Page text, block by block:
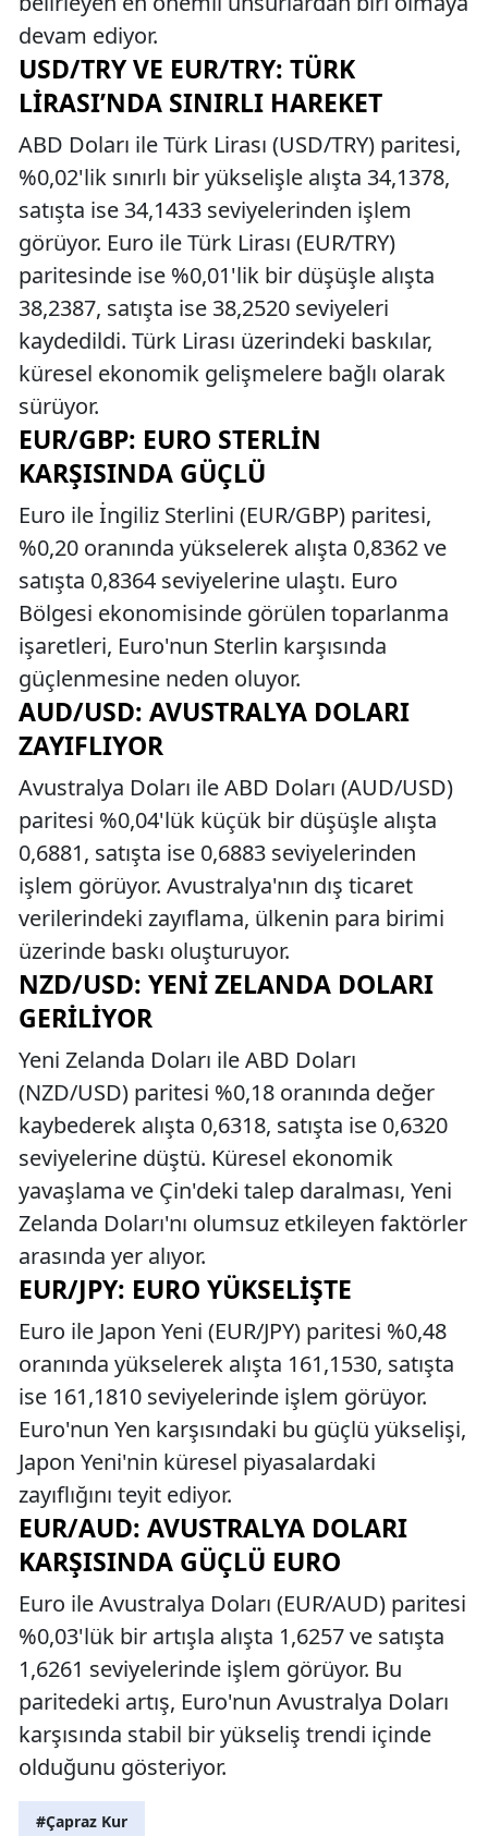
devam ediyor.
USD/TRY VE EUR/TRY: TÜRK
LIRASI’NDA SINIRLI HAREKET
ABD Doları ile Türk Lirası (USD/TRY) paritesi,
%0,02'lik sınırlı bir yükselişle alışta 34,1378,
satışta ise 34,1433 seviyelerinden işlem
görüyor. Euro ile Türk Lirası (EUR/TRY)
paritesinde ise %0,01'lik bir düşüşle alışta
38,2387, satışta ise 38,2520 seviyeleri
kaydedildi. Türk Lirası üzerindeki baskılar,
küresel ekonomik gelişmelere bağlı olarak
sürüyor.
EUR/GBP: EURO STERLIN
KARŞISINDA GÜÇLÜ
Euro ile İngiliz Sterlini (EUR/GBP) paritesi,
%0,20 oranında yükselerek alışta 0,8362 ve
satışta 0,8364 seviyelerine ulaştı. Euro
Bölgesi ekonomisinde görülen toparlanma
işaretleri, Euro'nun Sterlin karşısında
güçlenmesine neden oluyor.
AUD/USD: AVUSTRALYA DOLARI
ZAYIFLIYOR
Avustralya Doları ile ABD Doları (AUD/USD)
paritesi %0,04'lük küçük bir düşüşle alışta
0,6881, satışta ise 0,6883 seviyelerinden
işlem görüyor. Avustralya'nın dış ticaret
verilerindeki zayıflama, ülkenin para birimi
üzerinde baskı oluşturuyor.
NZD/USD: YENI ZELANDA DOLARI
GERILIYOR
Yeni Zelanda Doları ile ABD Doları
(NZD/USD) paritesi %0,18 oranında değer
kaybederek alışta 0,6318, satışta ise 0,6320
seviyelerine düştü. Küresel ekonomik
yavaşlama ve Çin'deki talep daralması, Yeni
Zelanda Doları'nı olumsuz etkileyen faktörler
arasında yer alıyor.
EUR/JPY: EURO YÜKSELIŞTE
Euro ile Japon Yeni (EUR/JPY) paritesi %0,48
oranında yükselerek alışta 161,1530, satışta
ise 161,1810 seviyelerinde işlem görüyor.
Euro'nun Yen karşısındaki bu güçlü yükselişi,
Japon Yeni'nin küresel piyasalardaki
zayıflığını teyit ediyor.
EUR/AUD: AVUSTRALYA DOLARI
KARŞISINDA GÜÇLÜ EURO
Euro ile Avustralya Doları (EUR/AUD) paritesi
%0,03'lük bir artışla alışta 1,6257 ve satışta
1,6261 seviyelerinde işlem görüyor. Bu
paritedeki artış, Euro'nun Avustralya Doları
karşısında stabil bir yükseliş trendi içinde
olduğunu gösteriyor.
#Çapraz Kur